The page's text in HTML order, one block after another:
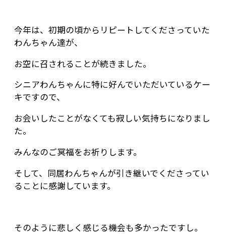
今年は、初期の頃からリピートしてくださっていた
わんちゃん達が、
お空に召されることが続きました。
シニアわんちゃんに特に好んでいただいているケー
キですので、
お会いしたことがなくても寂しい気持ちになりまし
た。
みんなのご冥福をお祈りします。
そして、同居わんちゃんが引き継いでくださってい
ることに感謝しています。
そのように悲しく感じる機会も多かったですし。